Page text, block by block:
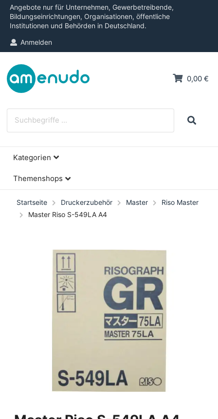
Angebote nur für Unternehmen, Gewerbetreibende,
Bildungseinrichtungen, Organisationen, öffentliche
Institutionen und Behörden in Deutschland.
Anmelden
0,00 €
Kategorien
Themenshops
Startseite Druckerzubehör Master
Riso Master
Master Riso S-549LA A4